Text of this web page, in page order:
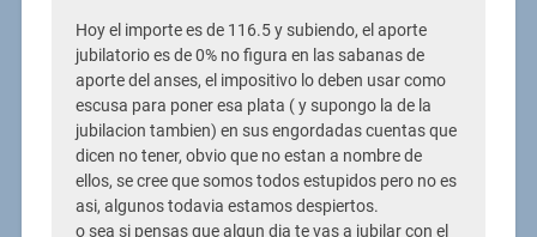
Hoy el importe es de 116.5 y subiendo, el aporte
jubilatorio es de 0% no figura en las sabanas de
aporte del anses, el impositivo lo deben usar como
escusa para poner esa plata ( y supongo la de la
jubilacion tambien) en sus engordadas cuentas que
dicen no tener, obvio que no estan a nombre de
ellos, se cree que somos todos estupidos pero no es
asi, algunos todavia estamos despiertos.
o sea si pensas que algun dia te vas a jubilar con el